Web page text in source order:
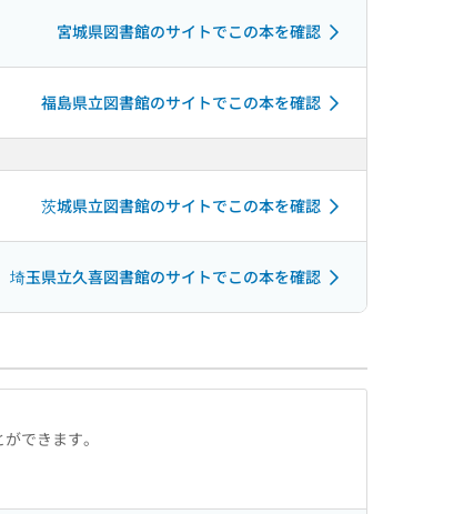
宮城県図書館のサイトでこの本を確認
福島県立図書館のサイトでこの本を確認
茨城県立図書館のサイトでこの本を確認
埼玉県立久喜図書館のサイトでこの本を確認
できます。